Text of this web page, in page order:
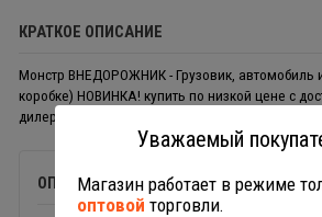
КРАТКОЕ ОПИСАНИЕ
Монстр ВНЕДОРОЖНИК - Грузовик, автомобиль
коробке) НОВИНКА! купить по низкой цене с
дилера Полесье Россия.
ОПИСАНИЕ
Уважаемый
Магазин работает в режиме
оптовой торговли.